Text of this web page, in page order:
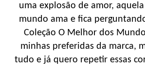
uma explosão de amor,
mundo ama e fica
Coleção O Melhor dos
minhas preferidas da marca,
tudo e já quero repetir essas